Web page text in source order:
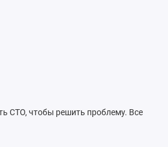
СТО, чтобы решить проблему. Все